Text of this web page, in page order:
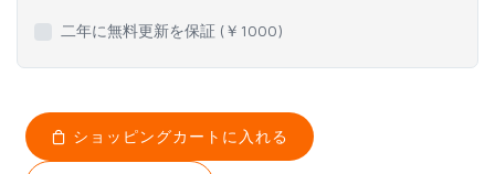
二年に無料更新を保証 (￥ 1000)
ショッピングカートに入れる